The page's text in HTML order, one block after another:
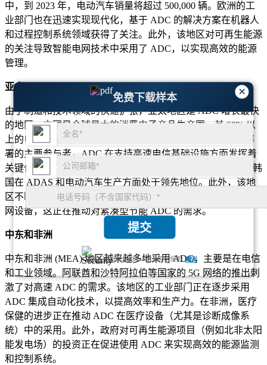
×
免费下载样本
提交
我们保证对您的个人信息完全保密.隐私
中，到 2023 年，电动汽车销量将超过 500,000 辆。欧洲的工
业部门也在迅速实现现代化，基于 ADC 的解决方案在机器人
和过程控制系统领域获得了关注。此外，该地区对可再生能源
的关注导致智能电网技术中采用了 ADC，以实现高效的能源
管理。
亚太
由于制造和技术领域的快速扩张，亚太地区是 ADC 增长最快
的地区。中国是全球最大的消费电子产品生产国，其 60% 以
上的电子设备都集成了 ADC。印度和东南亚正在成为 5G 部
署的主要参与者，ADC 在支持高速电信基础设施方面发挥着
关键作用。亚太地区的汽车行业正在蓬勃发展，其中日本和韩
国在 ADAS 和电动汽车生产方面处于领先地位。此外，该地
区不断发展的物联网生态系统预计到 2025 年将超过 80 亿台联
网设备，这正在推动对紧凑型节能 ADC 的需求。
中东和非洲
中东和非洲 (MEA) 地区越来越多地采用 ADC，主要是在电信
和工业领域。阿联酋和沙特阿拉伯等国家的 5G 网络的推出刺
激了对高速 ADC 的需求。该地区的工业部门正在逐步采用
ADC 集成自动化技术，以提高效率和生产力。在非洲，医疗
保健的进步正在推动 ADC 在医疗设备（尤其是诊断成像系
统）中的采用。此外，政府对可再生能源项目（例如北非太阳
能发电场）的投资正在促进使用 ADC 来实现高效的能源监测
和控制系统。